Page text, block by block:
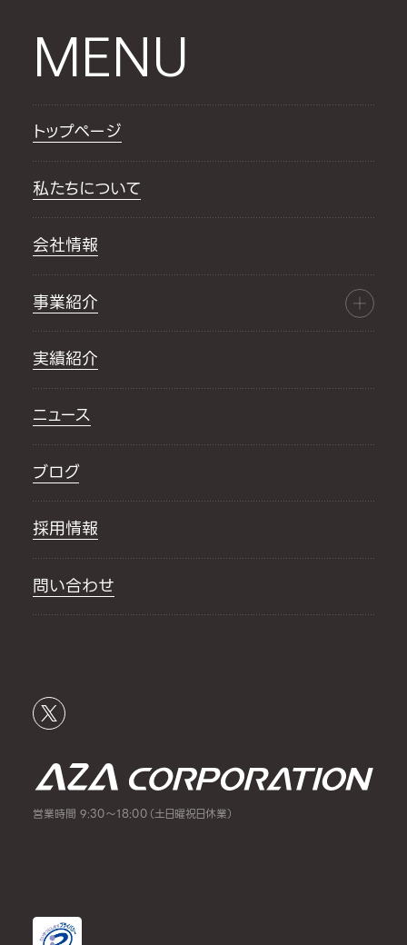
MENU
トップページ
私たちについて
会社情報
事業紹介
実績紹介
ニュース
ブログ
採用情報
問い合わせ
営業時間 9:30～18:00（土日曜祝日休業）